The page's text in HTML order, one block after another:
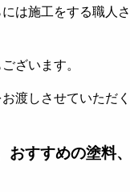
には施工をする職人
ざいます。
渡しさせていただ
おすすめの塗料